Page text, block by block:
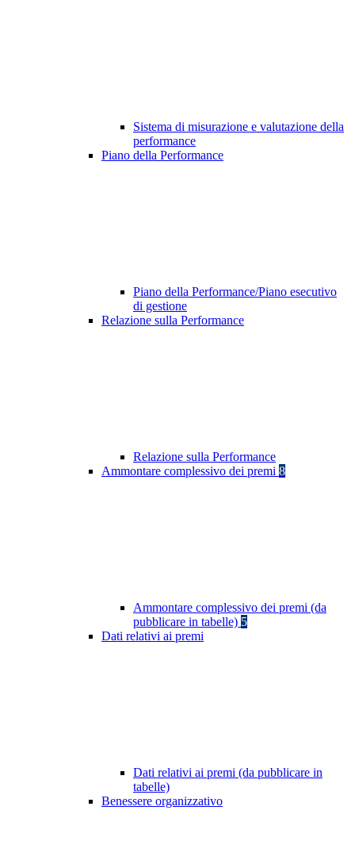
Sistema di misurazione e valutazione della
performance
Piano della Performance
Piano della Performance/Piano esecutivo
di gestione
Relazione sulla Performance
Relazione sulla Performance
Ammontare complessivo dei premi 8
Ammontare complessivo dei premi (da
pubblicare in tabelle) 5
Dati relativi ai premi
Dati relativi ai premi (da pubblicare in
tabelle)
Benessere organizzativo